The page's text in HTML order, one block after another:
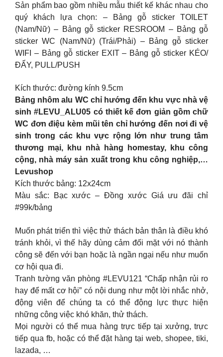
Sản phẩm bao gồm nhiều mẫu thiết kế khác nhau cho
quý khách lựa chọn: – Bảng gỗ sticker TOILET
(Nam/Nữ) – Bảng gỗ sticker RESROOM – Bảng gỗ
sticker WC (Nam/Nữ) (Trái/Phải) – Bảng gỗ sticker
WIFI – Bảng gỗ sticker EXIT – Bảng gỗ sticker KÉO/
ĐẨY, PULL/PUSH
Kích thước: đường kính 9.5cm
Bảng nhôm alu WC chỉ hướng đến khu vực nhà vệ
sinh #LEVU_ALU05 có thiết kế đơn giản gồm chữ
WC đơn điệu kèm mũi tên chỉ hướng đến nơi đi vệ
sinh trong các khu vực rộng lớn như trung tâm
thương mại, khu nhà hàng homestay, khu công
cộng, nhà máy sản xuất trong khu công nghiệp,…
Levushop
Kích thước bảng: 12x24cm
Màu sắc: Bạc xước – Đồng xước Giá ưu đãi chỉ
#99k/bảng
Muốn phát triển thì việc thử thách bản thân là điều khó
tránh khỏi, vì thế hãy dùng cảm đối mặt với nó thành
công sẽ đến với bạn hoặc là ngần ngại nếu như muốn
cơ hội qua đi.
Tranh tường văn phòng #LEVU121 “Chấp nhận rủi ro
hay để mất cơ hội” có nội dung như một lời nhắc nhở,
động viên để chúng ta có thể động lực thực hiện
những công việc khó khăn, thử thách.
Mọi người có thể mua hàng trực tiếp tại xưởng, trực
tiếp qua fb, hoặc có thể đặt hàng tại web, shopee, tiki,
lazada, …